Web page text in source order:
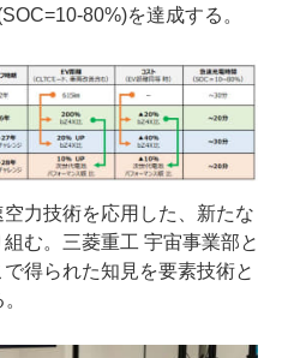
80%)を達成する。
力技術を応用した、新たな
む。三菱重工 宇宙事業部と
得られた知見を要素技術と